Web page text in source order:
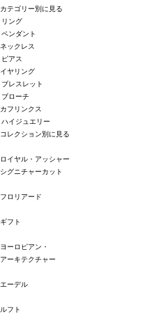
カテゴリー別に見る
リング
ペンダント
ネックレス
ピアス
イヤリング
ブレスレット
ブローチ
カフリンクス
ハイジュエリー
コレクション別に見る
ロイヤル・アッシャー
シグニチャーカット
フロリアード
ギフト
ヨーロピアン・
アーキテクチャー
エーデル
ルフト